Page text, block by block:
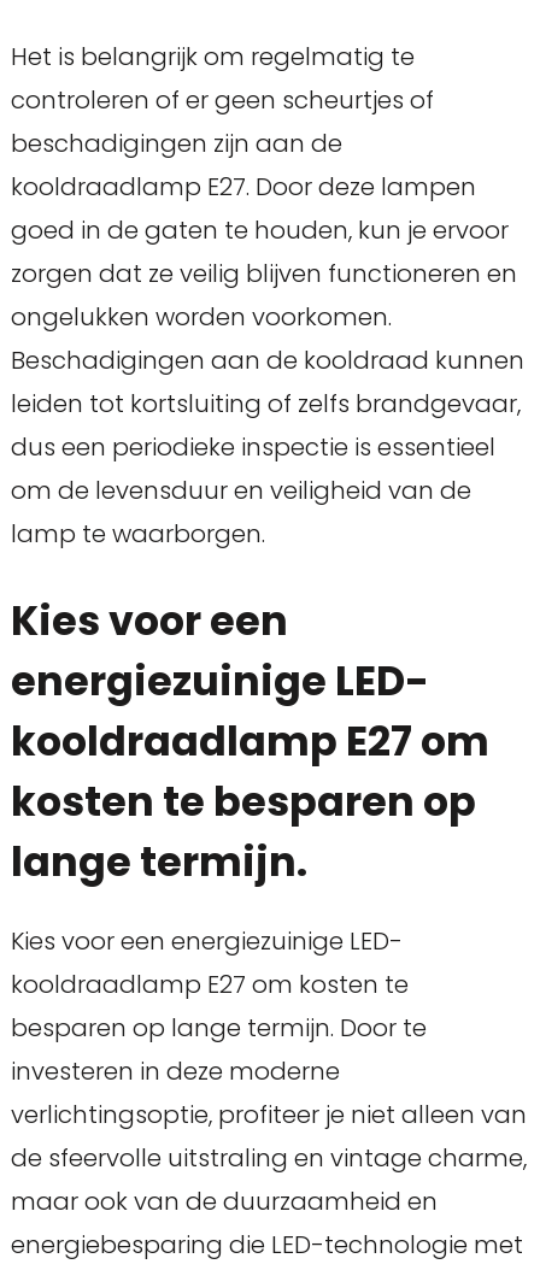
Het is belangrijk om regelmatig te
controleren of er geen scheurtjes of
beschadigingen zijn aan de
kooldraadlamp E27. Door deze lampen
goed in de gaten te houden, kun je ervoor
zorgen dat ze veilig blijven functioneren en
ongelukken worden voorkomen.
Beschadigingen aan de kooldraad kunnen
leiden tot kortsluiting of zelfs brandgevaar,
dus een periodieke inspectie is essentieel
om de levensduur en veiligheid van de
lamp te waarborgen.
Kies voor een
energiezuinige LED-
kooldraadlamp E27 om
kosten te besparen op
lange termijn.
Kies voor een energiezuinige LED-
kooldraadlamp E27 om kosten te
besparen op lange termijn. Door te
investeren in deze moderne
verlichtingsoptie, profiteer je niet alleen van
de sfeervolle uitstraling en vintage charme,
maar ook van de duurzaamheid en
energiebesparing die LED-technologie met